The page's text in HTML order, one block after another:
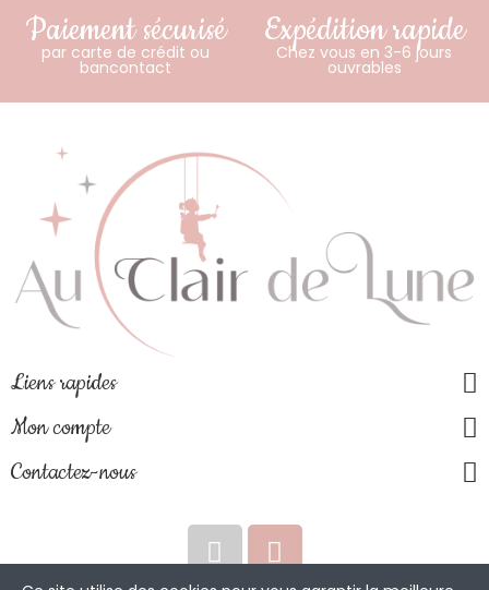
Paiement sécurisé
par carte de crédit ou
bancontact
Expédition rapide
Chez vous en 3-6 jours
ouvrables
Liens rapides
Mon compte
Contactez-nous